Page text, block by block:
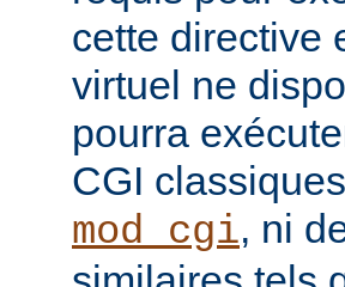
cette directive
virtuel ne
pourra
CGI
mod_cgi, ni